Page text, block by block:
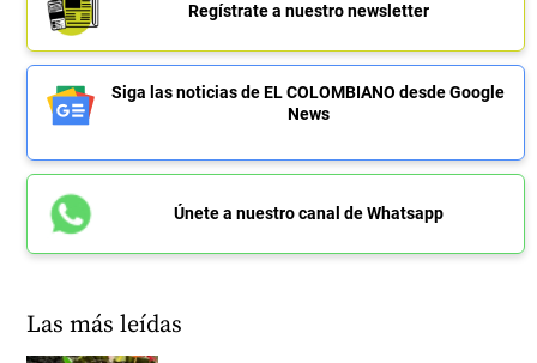
Regístrate a nuestro newsletter
Siga las noticias de EL COLOMBIANO desde Google
News
Únete a nuestro canal de Whatsapp
Las más leídas